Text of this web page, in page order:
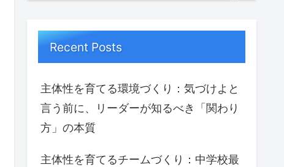
Recent Posts
主体性を育てる環境づくり：気づけよと
言う前に、リーダーが知るべき「関わり
方」の本質
主体性を育てるチームづくり：中学校最